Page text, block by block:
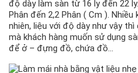
độ dày làm sàn từ 16 ly đến 22
Phân đến 2,2 Phân ( Cm ).
nhiên, liệu với độ dày như vậy
mà khách hàng muốn sử dụng
để ở – đựng đồ, chứa đồ…